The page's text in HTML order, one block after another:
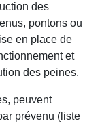
des
pontons ou
en place de
et
des peines.
peuvent
prévenu (liste